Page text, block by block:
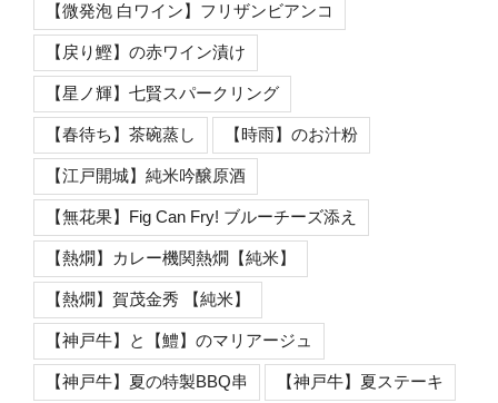
【微発泡 白ワイン】フリザンビアンコ
【戻り鰹】の赤ワイン漬け
【星ノ輝】七賢スパークリング
【春待ち】茶碗蒸し 【時雨】のお汁粉
【江戸開城】純米吟醸原酒
【無花果】Fig Can Fry! ブルーチーズ添え
【熱燗】カレー機関熱燗【純米】
【熱燗】賀茂金秀 【純米】
【神戸牛】と【鱧】のマリアージュ
【神戸牛】夏の特製BBQ串 【神戸牛】夏ステーキ